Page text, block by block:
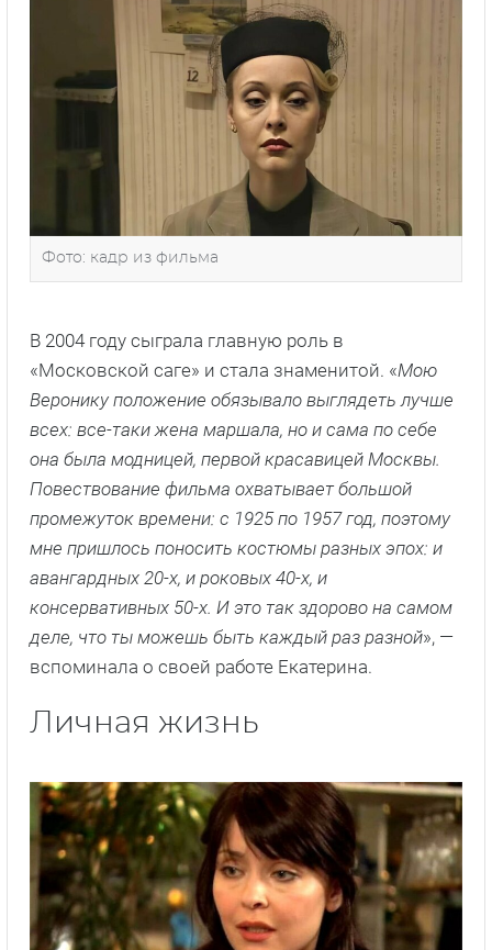
Фото: кадр из фильма
В 2004 году сыграла главную роль в
«Московской саге» и стала знаменитой. «Мою
Веронику положение обязывало выглядеть лучше
всех: все-таки жена маршала, но и сама по себе
она была модницей, первой красавицей Москвы.
Повествование фильма охватывает большой
промежуток времени: с 1925 по 1957 год, поэтому
мне пришлось поносить костюмы разных эпох: и
авангардных 20-х, и роковых 40-х, и
консервативных 50-х. И это так здорово на самом
деле, что ты можешь быть каждый раз разной», —
вспоминала о своей работе Екатерина.
Личная жизнь